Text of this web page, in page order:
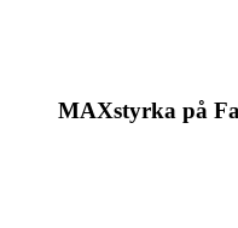
MAXstyrka på